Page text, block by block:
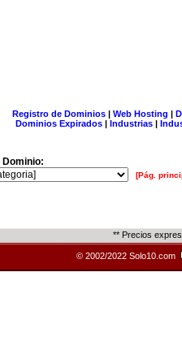
Registro de Dominios| Web Hosting |
Dominios Expirados | Industrias |
[Pág.
** Precios
© 2002/2022 Solo10.com